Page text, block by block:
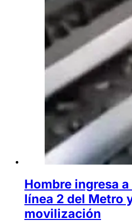
Hombre ingresa
línea 2 del Metro
movilización